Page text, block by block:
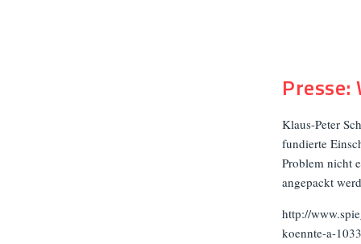
Klaus-Peter
fundierte
Problem nicht
angepackt
http://
koennte-a-